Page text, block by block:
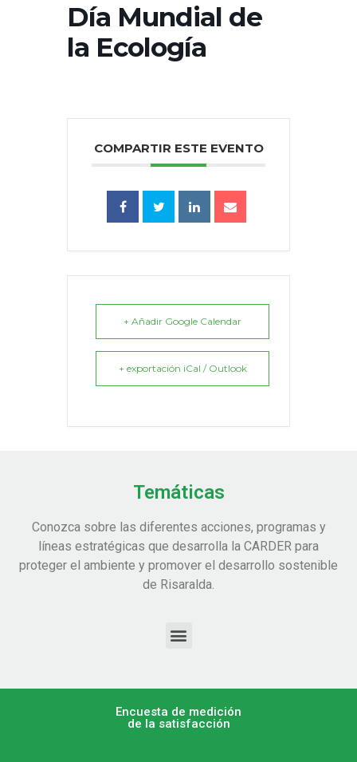
Día Mundial de
la Ecología
COMPARTIR ESTE EVENTO
+ Añadir Google Calendar
+ exportación iCal / Outlook
Temáticas
Conozca sobre las diferentes acciones, programas y
líneas estratégicas que desarrolla la CARDER para
proteger el ambiente y promover el desarrollo sostenible
de Risaralda.
Encuesta de medición
de la satisfacción